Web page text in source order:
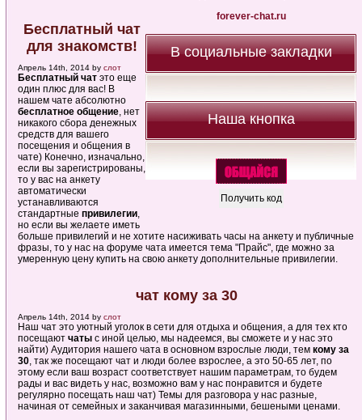
forever-chat.ru
В социальные закладки
Наша кнопка
Бесплатный чат
для знакомств!
Апрель 14th, 2014 by слот
Бесплатный чат это еще
один плюс для вас! В
нашем чате абсолютно
бесплатное общение, нет
никакого сбора денежных
средств для вашего
посещения и общения в
чате) Конечно, изначально,
если вы зарегистрированы,
то у вас на анкету
автоматически
устанавливаются
стандартные привилегии,
но если вы желаете иметь
больше привилегий и не хотите насиживать часы на анкету и публичные
фразы, то у нас на форуме чата имеется тема "Прайс", где можно за
умеренную цену купить на свою анкету дополнительные привилегии.
чат кому за 30
Апрель 14th, 2014 by слот
Наш чат это уютный уголок в сети для отдыха и общения, а для тех кто
посещают чаты с иной целью, мы надеемся, вы сможете и у нас это
найти) Аудитория нашего чата в основном взрослые люди, тем кому за
30, так же посещают чат и люди более взрослее, а это 50-65 лет, по
этому если ваш возраст соответствует нашим параметрам, то будем
рады и вас видеть у нас, возможно вам у нас понравится и будете
регулярно посещать наш чат) Темы для разговора у нас разные,
начиная от семейных и заканчивая магазинными, бешеными ценами.